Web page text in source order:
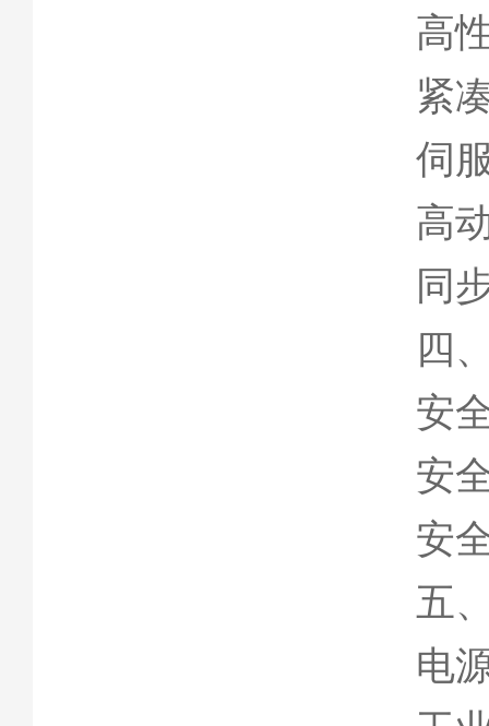
高
紧
伺
高
同
四
安
安
安
五
电